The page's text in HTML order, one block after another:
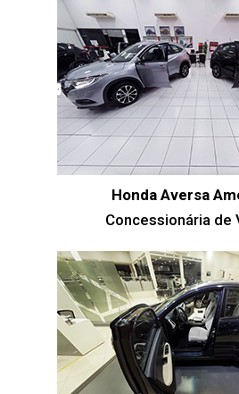
Honda Aversa
Concessionária de